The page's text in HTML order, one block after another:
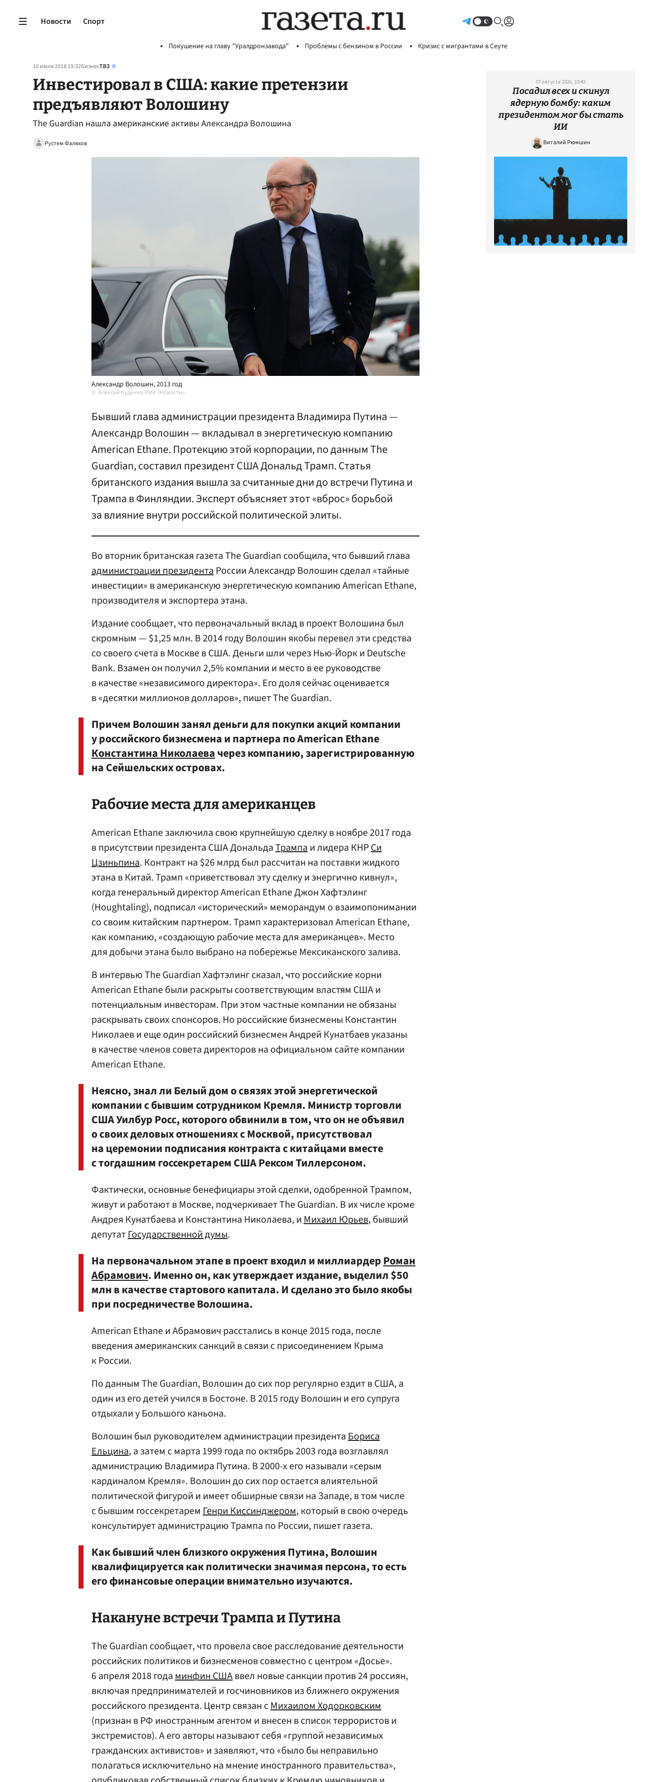
Новости Спорт
Покушение на главу "Уралдронзавода" Проблемы с бензином в России Кризис с мигрантами в Сеуте
10 июля 2018 19:32БизнесТВЗ
Инвестировал в США: какие претензии
предъявляют Волошину
The Guardian нашла американские активы Александра Волошина
Рустем Фаляхов
Александр Волошин, 2013 год
Алексей Куденко/РИА «Новости»
Бывший глава администрации президента Владимира Путина —
Александр Волошин — вкладывал в энергетическую компанию
American Ethane. Протекцию этой корпорации, по данным The
Guardian, составил президент США Дональд Трамп. Статья
британского издания вышла за считанные дни до встречи Путина и
Трампа в Финляндии. Эксперт объясняет этот «вброс» борьбой
за влияние внутри российской политической элиты.
Во вторник британская газета The Guardian сообщила, что бывший глава
администрации президентаРоссии Александр Волошин сделал «тайные
инвестиции» в американскую энергетическую компанию American Ethane,
производителя и экспортера этана.
Издание сообщает, что первоначальный вклад в проект Волошина был
скромным — $1,25 млн. В 2014 году Волошин якобы перевел эти средства
со своего счета в Москве в США. Деньги шли через Нью-Йорк и Deutsche
Bank. Взамен он получил 2,5% компании и место в ее руководстве
в качестве «независимого директора». Его доля сейчас оценивается
в «десятки миллионов долларов», пишет The Guardian.
Причем Волошин занял деньги для покупки акций компании
у российского бизнесмена и партнера по American Ethane
Константина Николаевачерез компанию, зарегистрированную
на Сейшельских островах.
Рабочие места для американцев
American Ethane заключила свою крупнейшую сделку в ноябре 2017 года
в присутствии президента США ДональдаТрампаи лидера КНРСи
Цзиньпина. Контракт на $26 млрд был рассчитан на поставки жидкого
этана в Китай. Трамп «приветствовал эту сделку и энергично кивнул»,
когда генеральный директор American Ethane Джон Хафтэлинг
(Houghtaling), подписал «исторический» меморандум о взаимопонимании
со своим китайским партнером. Трамп характеризовал American Ethane,
как компанию, «создающую рабочие места для американцев». Место
для добычи этана было выбрано на побережье Мексиканского залива.
В интервью The Guardian Хафтэлинг сказал, что российские корни
American Ethane были раскрыты соответствующим властям США и
потенциальным инвесторам. При этом частные компании не обязаны
раскрывать своих спонсоров. Но российские бизнесмены Константин
Николаев и еще один российский бизнесмен Андрей Кунатбаев указаны
в качестве членов совета директоров на официальном сайте компании
American Ethane.
Неясно, знал ли Белый дом о связях этой энергетической
компании с бывшим сотрудником Кремля. Министр торговли
США Уилбур Росс, которого обвинили в том, что он не объявил
о своих деловых отношениях с Москвой, присутствовал
на церемонии подписания контракта с китайцами вместе
с тогдашним госсекретарем США Рексом Тиллерсоном.
Фактически, основные бенефициары этой сделки, одобренной Трампом,
живут и работают в Москве, подчеркивает The Guardian. В их числе кроме
Андрея Кунатбаева и Константина Николаева, иМихаил Юрьев, бывший
депутатГосударственной думы.
На первоначальном этапе в проект входил и миллиардерРоман
Абрамович. Именно он, как утверждает издание, выделил $50
млн в качестве стартового капитала. И сделано это было якобы
при посредничестве Волошина.
American Ethane и Абрамович расстались в конце 2015 года, после
введения американских санкций в связи с присоединением Крыма
к России.
По данным The Guardian, Волошин до сих пор регулярно ездит в США, а
один из его детей учился в Бостоне. В 2015 году Волошин и его супруга
отдыхали у Большого каньона.
Волошин был руководителем администрации президентаБориса
Ельцина, а затем с марта 1999 года по октябрь 2003 года возглавлял
администрацию Владимира Путина. В 2000-х его называли «серым
кардиналом Кремля». Волошин до сих пор остается влиятельной
политической фигурой и имеет обширные связи на Западе, в том числе
с бывшим госсекретарем Генри Киссинджером, который в свою очередь
консультирует администрацию Трампа по России, пишет газета.
Как бывший член близкого окружения Путина, Волошин
квалифицируется как политически значимая персона, то есть
его финансовые операции внимательно изучаются.
Накануне встречи Трампа и Путина
The Guardian сообщает, что провела свое расследование деятельности
российских политиков и бизнесменов совместно с центром «Досье».
6 апреля 2018 годаминфин СШАввел новые санкции против 24 россиян,
включая предпринимателей и госчиновников из ближнего окружения
российского президента. Центр связан сМихаилом Ходорковским
(признан в РФ иностранным агентом и внесен в список террористов и
экстремистов). А его авторы называют себя «группой независимых
гражданских активистов» и заявляют, что «было бы неправильно
полагаться исключительно на мнение иностранного правительства»,
07 августа 2026, 10:43
Посадил всех и скинул
ядерную бомбу: каким
президентом мог бы стать
ИИ
Виталий Рюмшин